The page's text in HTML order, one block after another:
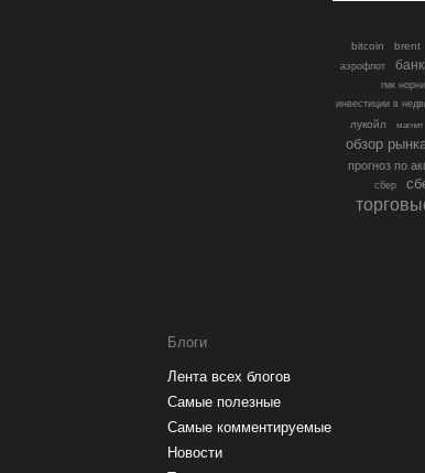
bitcoin brent
аэрофлот
гмк
инвестиции в
лукойл магнит
обзор
прогноз по
сбер
Блоги
Лента всех блогов
Самые полезные
Самые комментируемые
Новости